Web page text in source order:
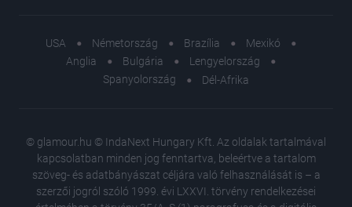
USA Németország Brazília
Mexikó
Anglia
Bulgária
Lengyelország
Spanyolország
Dél-Afrika
© glamour.hu © IndaNext Hungary Kft. Az oldalak tartalmával
kapcsolatban minden jog fenntartva, beleértve a tartalom
szöveg- és adatbányászat céljára való felhasználását is – a
szerzői jogról szóló 1999. évi LXXVI. törvény rendelkezései